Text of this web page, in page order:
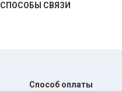
СПОСОБЫ CВЯЗИ
Способ оплаты